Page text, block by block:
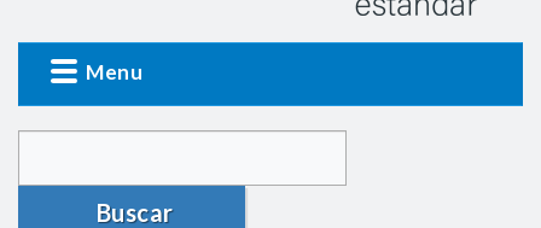
Menu
Buscar